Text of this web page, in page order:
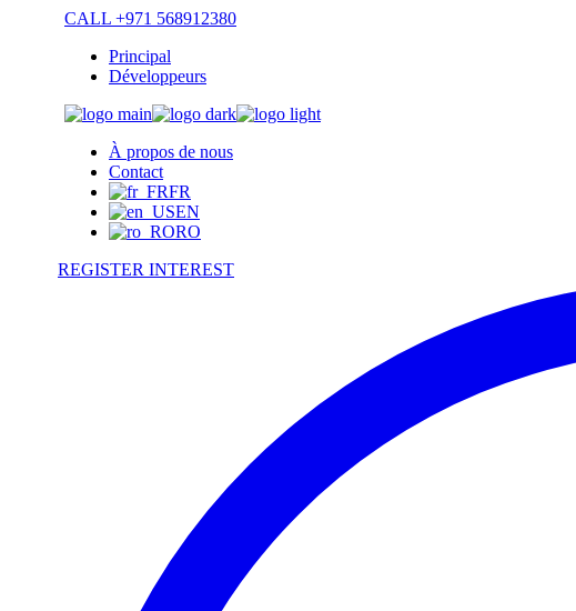
CALL +971 568912380
Principal
Développeurs
À propos de nous
Contact
FR
EN
RO
REGISTER INTEREST